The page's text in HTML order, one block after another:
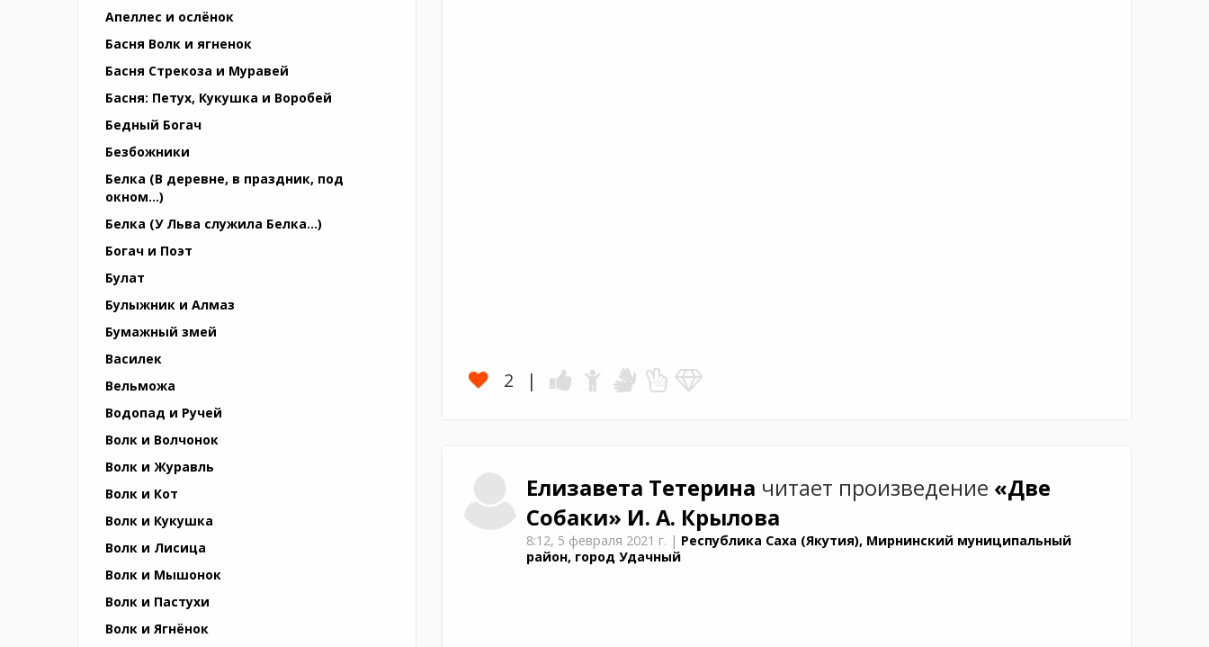
Апеллес и ослёнок
Басня Волк и ягненок
Басня Стрекоза и Муравей
Басня: Петух, Кукушка и Воробей
Бедный Богач
Безбожники
Белка (В деревне, в праздник, под
окном…)
Белка (У Льва служила Белка…)
Богач и Поэт
Булат
Булыжник и Алмаз
Бумажный змей
Василек
Вельможа
Водопад и Ручей
Волк и Волчонок
Волк и Журавль
Волк и Кот
Волк и Кукушка
Волк и Лисица
Волк и Мышонок
Волк и Пастухи
Волк и Ягнёнок
2
Елизавета Тетерина читает произведение «Две
Собаки» И. А. Крылова
8:12, 5 февраля 2021 г. | Республика Саха (Якутия), Мирнинский муниципальный
район, город Удачный